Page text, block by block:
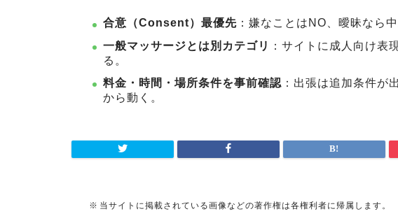
合意（Consent）最優先 ：嫌なことはNO、曖昧なら中
一般マッサージとは別カテゴリ
：サイトに成人向け表
る。
料金・時間・場所条件を事前確認 ：出張は追加条件が
から動く。
当サイトに掲載されている画像などの著作権は各権利者に帰属します。